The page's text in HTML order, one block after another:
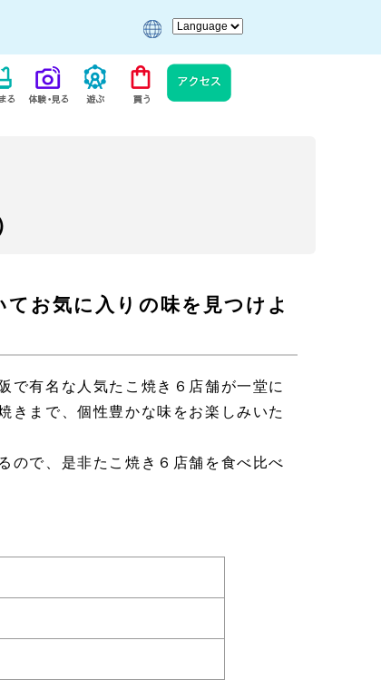
お気に入りの味を見つけよ
で有名な人気たこ焼き６店舗が一堂に
きまで、個性豊かな味をお楽しみいた
ので、是非たこ焼き６店舗を食べ比べ